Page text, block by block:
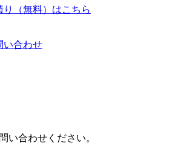
り（無料）はこちら
い合わせ
い合わせください。